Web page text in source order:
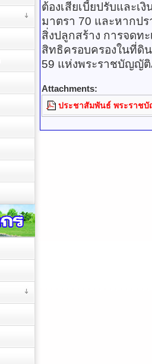
ต้องเสียเบี้ยปรับและเ
มาตรา 70 และหากป
สิ่งปลูกสร้าง การจดท
สิทธิครอบครองในที่ดิ
59 แห่งพระราชบัญญั
Attachments:
ประชาสัมพันธ์ พระราช